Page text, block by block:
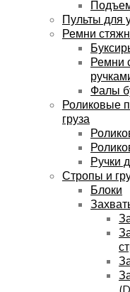
Пульты для
Ремни
Ремни
Фалы
Роликовые
груза
Ручки
Стропы и
Блоки